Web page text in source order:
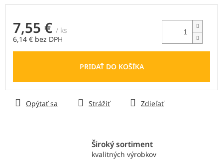
7,55 € / ks
6,14 € bez DPH
Jednotková
PRIDAŤ DO KOŠÍKA
Opýtať sa Strážiť Zdieľať
hviezdičiek.
Široký sortiment
kvalitných výrobkov